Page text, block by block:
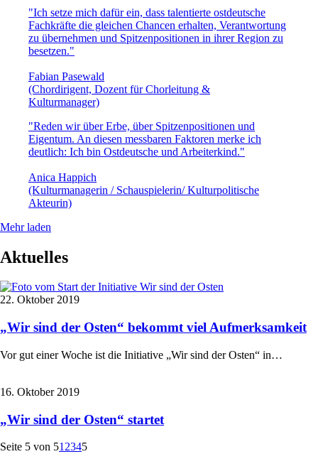
"Ich setze mich dafür ein, dass talentierte ostdeutsche
Fachkräfte die gleichen Chancen erhalten, Verantwortung
zu übernehmen und Spitzenpositionen in ihrer Region zu
besetzen."
Fabian Pasewald
(Chordirigent, Dozent für Chorleitung &
Kulturmanager)
"Reden wir über Erbe, über Spitzenpositionen und
Eigentum. An diesen messbaren Faktoren merke ich
deutlich: Ich bin Ostdeutsche und Arbeiterkind."
Anica Happich
(Kulturmanagerin / Schauspielerin/ Kulturpolitische
Akteurin)
Mehr laden
Aktuelles
22. Oktober 2019
„Wir sind der Osten“ bekommt viel Aufmerksamkeit
Vor gut einer Woche ist die Initiative „Wir sind der Osten“ in…
16. Oktober 2019
„Wir sind der Osten“ startet
Seite 5 von 51 2345